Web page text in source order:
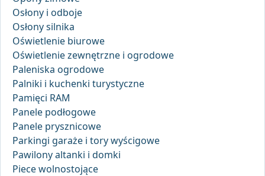
Osłony i odboje
Osłony silnika
Oświetlenie biurowe
Oświetlenie zewnętrzne i ogrodowe
Paleniska ogrodowe
Palniki i kuchenki turystyczne
Pamięci RAM
Panele podłogowe
Panele prysznicowe
Parkingi garaże i tory wyścigowe
Pawilony altanki i domki
Piece wolnostojące